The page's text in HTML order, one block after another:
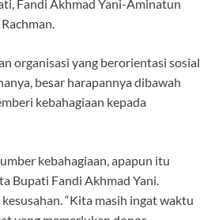
Fandi Akhmad Yani-Aminatun
organisasi yang berorientasi sosial
besar harapannya dibawah
kebahagiaan kepada
kebahagiaan, apapun itu
Bupati Fandi Akhmad Yani.
“Kita masih ingat waktu